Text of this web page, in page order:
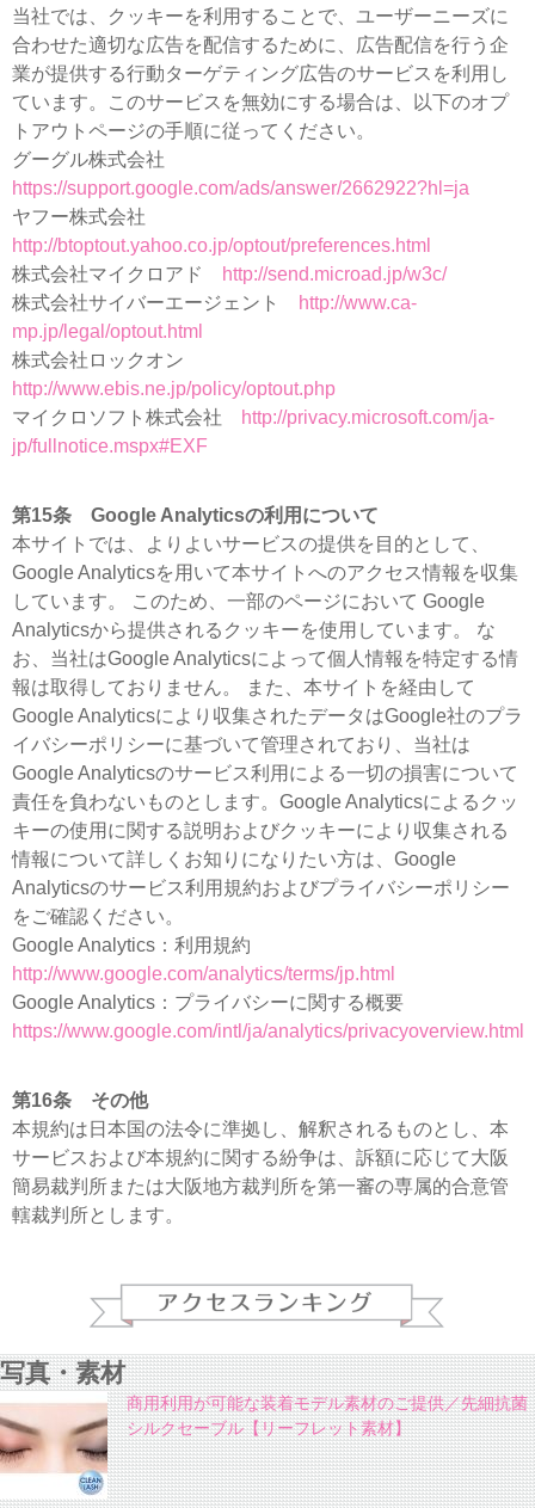
当社では、クッキーを利用することで、ユーザーニーズに
合わせた適切な広告を配信するために、広告配信を行う企
業が提供する行動ターゲティング広告のサービスを利用し
ています。このサービスを無効にする場合は、以下のオプ
トアウトページの手順に従ってください。
グーグル株式会社
https://support.google.com/ads/answer/2662922?hl=ja
ヤフー株式会社
http://btoptout.yahoo.co.jp/optout/preferences.html
株式会社マイクロアド http://send.microad.jp/w3c/
株式会社サイバーエージェント http://www.ca-
mp.jp/legal/optout.html
株式会社ロックオン
http://www.ebis.ne.jp/policy/optout.php
マイクロソフト株式会社 http://privacy.microsoft.com/ja-
jp/fullnotice.mspx#EXF
第15条 Google Analyticsの利用について
本サイトでは、よりよいサービスの提供を目的として、
Google Analyticsを用いて本サイトへのアクセス情報を収集
しています。 このため、一部のページにおいて Google
Analyticsから提供されるクッキーを使用しています。 な
お、当社はGoogle Analyticsによって個人情報を特定する情
報は取得しておりません。 また、本サイトを経由して
Google Analyticsにより収集されたデータはGoogle社のプラ
イバシーポリシーに基づいて管理されており、当社は
Google Analyticsのサービス利用による一切の損害について
責任を負わないものとします。Google Analyticsによるクッ
キーの使用に関する説明およびクッキーにより収集される
情報について詳しくお知りになりたい方は、Google
Analyticsのサービス利用規約およびプライバシーポリシー
をご確認ください。
Google Analytics：利用規約
http://www.google.com/analytics/terms/jp.html
Google Analytics：プライバシーに関する概要
https://www.google.com/intl/ja/analytics/privacyoverview.html
第16条 その他
本規約は日本国の法令に準拠し、解釈されるものとし、本
サービスおよび本規約に関する紛争は、訴額に応じて大阪
簡易裁判所または大阪地方裁判所を第一審の専属的合意管
轄裁判所とします。
写真・素材
商用利用が可能な装着モデル素材のご提供／先細抗菌
シルクセーブル【リーフレット素材】